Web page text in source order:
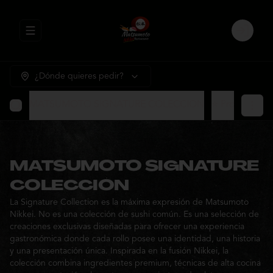
Abrir menu de navegación Login
¿Dónde quieres pedir?
MATSUMOTO SIGNATURE
COLECCION
La Signature Collection es la máxima expresión de Matsumoto
Nikkei. No es una colección de sushi común. Es una selección de
creaciones exclusivas diseñadas para ofrecer una experiencia
gastronómica donde cada rollo posee una identidad, una historia
y una presentación única. Inspirada en la fusión Nikkei, la
colección combina ingredientes premium, técnicas de alta cocina